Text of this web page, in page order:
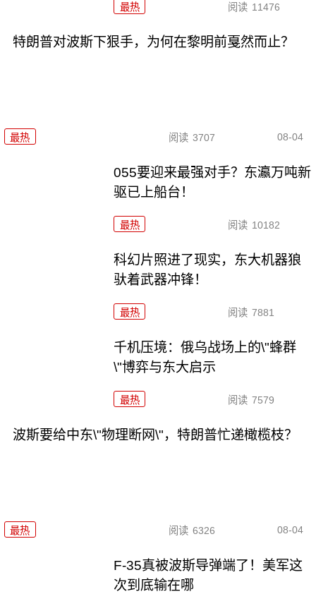
最热 阅读 11476
特朗普对波斯下狠手，为何在黎明前戛然而止？
最热 阅读 3707 08-04
055要迎来最强对手？东瀛万吨新
驱已上船台！
最热 阅读 10182
科幻片照进了现实，东大机器狼
驮着武器冲锋！
最热 阅读 7881
千机压境：俄乌战场上的\"蜂群
\"博弈与东大启示
最热 阅读 7579
波斯要给中东\"物理断网\"，特朗普忙递橄榄枝？
最热 阅读 6326 08-04
F-35真被波斯导弹端了！美军这
次到底输在哪